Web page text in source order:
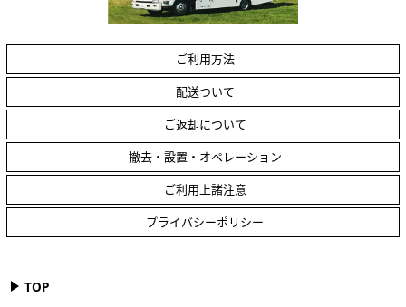
ご利用方法
配送ついて
ご返却について
撤去・設置・オペレーション
ご利用上諸注意
プライバシーポリシー
TOP